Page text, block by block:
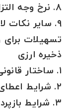
۸. نرخ وجه التزام تأخیر تأدیه دین
۹. سایر نکات لازم‌الرعایه
تسهیلات
ذخیره ارزی
۱. ساختار قانونی
۲. شرایط اعطای تسهیلات
۳. شرایط بازپرداخت تسهیلات